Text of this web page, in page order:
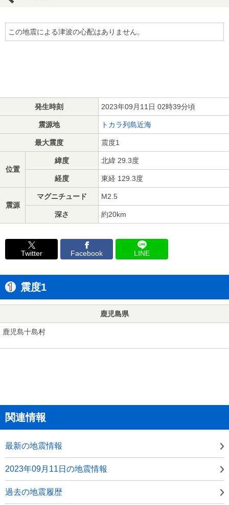
この地震による津波の心配はありません。
発生時刻 2023年09月11日 02時39分頃
震源地 トカラ列島近海
最大震度 震度1
位置
緯度 北緯 29.3度
経度 東経 129.3度
震源
マグニチュード M2.5
深さ 約20km
Twitter Facebook LINE
震度1
鹿児島県
鹿児島十島村
関連情報
最新の地震情報
2023年09月11日の地震情報
過去の地震履歴